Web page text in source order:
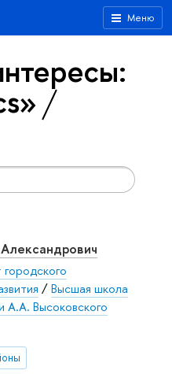
Меню
/Высшая школа
А.А. Высоковского